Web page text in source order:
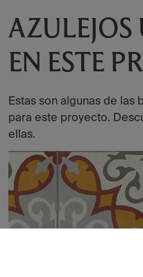
EN ESTE
Estas son algunas de las
para este proyecto.
ellas.